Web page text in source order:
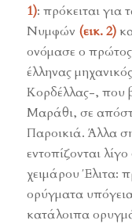
1): πρόκειται για
Νυμφών (εικ. 2)
ονόμασε ο πρώτος
έλληνας
Κορδέλλας-, που
Μαράθι, σε
Παροικιά. Άλλα
εντοπίζονται
χειμάρου Έλιτα:
ορύγματα
κατάλοιπα